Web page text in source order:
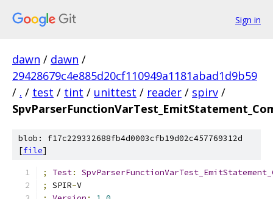
Sign in
dawn / dawn /
29428679c4e885d20cf110949a1181abad1d9b59
/ . / test / tint / unittest / reader / spirv /
blob: f17c229332688fb4d0003cfb19d02c457769312d
[file]
; Test:
;
SPIR-V